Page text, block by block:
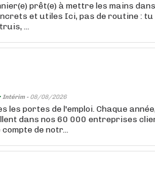
prêt(e) à mettre les mains
et utiles Ici, pas de routine :
...
Intérim - 08/08/2026
les portes de l'emploi. Chaque
dans nos 60 000 entreprises
de notr...